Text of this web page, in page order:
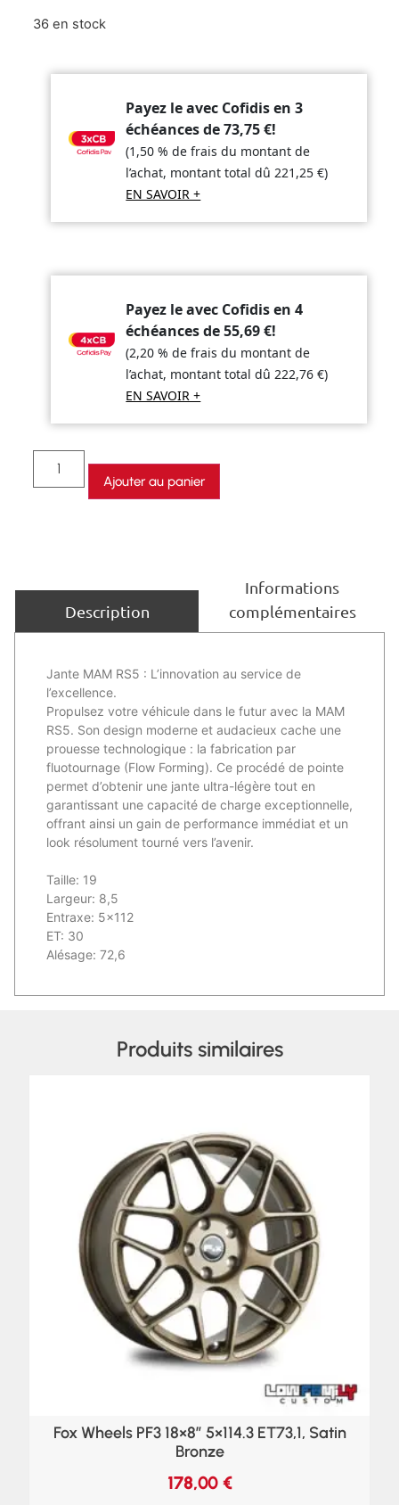
36 en stock
Payez le avec Cofidis en 3
échéances de73,75€!
(1,50 % de frais du montant de
l’achat, montant total dû221,25€)
EN SAVOIR +
Payez le avec Cofidis en 4
échéances de55,69€!
(2,20 % de frais du montant de
l’achat, montant total dû222,76€)
EN SAVOIR +
Ajouter au panier
Description
Informations
complémentaires
Jante MAM RS5 : L’innovation au service de
l’excellence.
Propulsez votre véhicule dans le futur avec la MAM
RS5. Son design moderne et audacieux cache une
prouesse technologique : la fabrication par
fluotournage (Flow Forming). Ce procédé de pointe
permet d’obtenir une jante ultra-légère tout en
garantissant une capacité de charge exceptionnelle,
offrant ainsi un gain de performance immédiat et un
look résolument tourné vers l’avenir.
Taille: 19
Largeur: 8,5
Entraxe: 5×112
ET: 30
Alésage: 72,6
Produits similaires
Fox Wheels PF3 18×8″ 5×114.3 ET73,1, Satin
Bronze
178,00 €